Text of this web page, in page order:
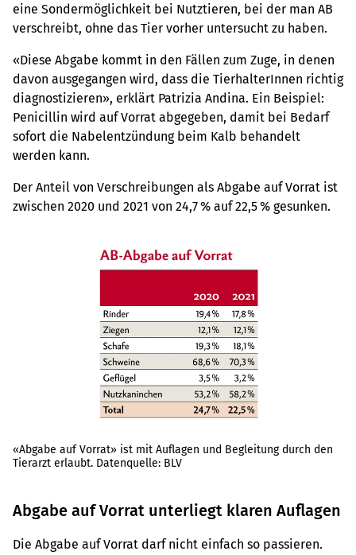
eine Sondermöglichkeit bei Nutztieren, bei der man AB
verschreibt, ohne das Tier vorher untersucht zu haben.
«Diese Abgabe kommt in den Fällen zum Zuge, in denen
davon ausgegangen wird, dass die TierhalterInnen richtig
diagnostizieren», erklärt Patrizia Andina. Ein Beispiel:
Penicillin wird auf Vorrat abgegeben, damit bei Bedarf
sofort die Nabelentzündung beim Kalb behandelt
werden kann.
Der Anteil von Verschreibungen als Abgabe auf Vorrat ist
zwischen 2020 und 2021 von 24,7 % auf 22,5 % gesunken.
«Abgabe auf Vorrat» ist mit Auflagen und Begleitung durch den
Tierarzt erlaubt. Datenquelle: BLV
Abgabe auf Vorrat unterliegt klaren Auflagen
Die Abgabe auf Vorrat darf nicht einfach so passieren.